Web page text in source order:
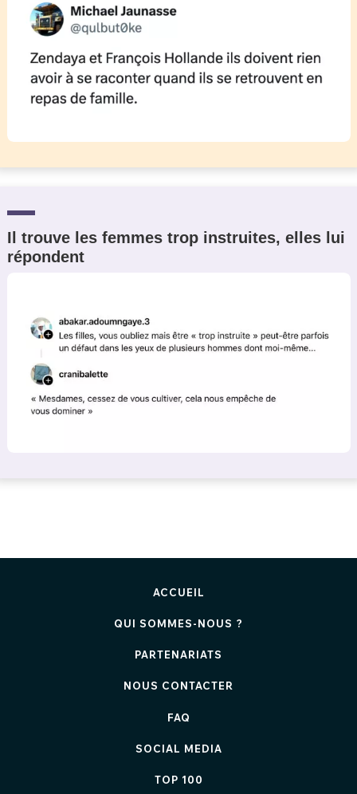
Il trouve les femmes trop instruites, elles lui
répondent
ACCUEIL
QUI SOMMES-NOUS ?
PARTENARIATS
NOUS CONTACTER
FAQ
SOCIAL MEDIA
TOP 100